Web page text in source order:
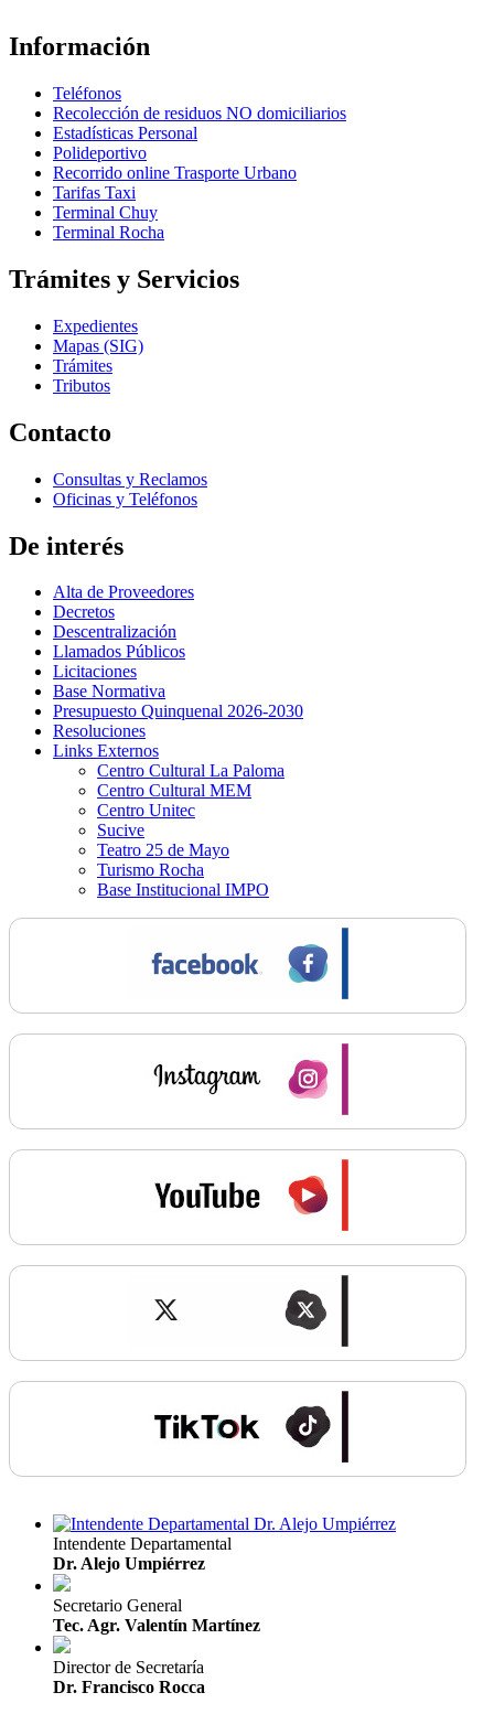
Información
Teléfonos
Recolección de residuos NO domiciliarios
Estadísticas Personal
Polideportivo
Recorrido online Trasporte Urbano
Tarifas Taxi
Terminal Chuy
Terminal Rocha
Trámites y Servicios
Expedientes
Mapas (SIG)
Trámites
Tributos
Contacto
Consultas y Reclamos
Oficinas y Teléfonos
De interés
Alta de Proveedores
Decretos
Descentralización
Llamados Públicos
Licitaciones
Base Normativa
Presupuesto Quinquenal 2026-2030
Resoluciones
Links Externos
Centro Cultural La Paloma
Centro Cultural MEM
Centro Unitec
Sucive
Teatro 25 de Mayo
Turismo Rocha
Base Institucional IMPO
Intendente Departamental
Dr. Alejo Umpiérrez
Secretario General
Tec. Agr. Valentín Martínez
Director de Secretaría
Dr. Francisco Rocca